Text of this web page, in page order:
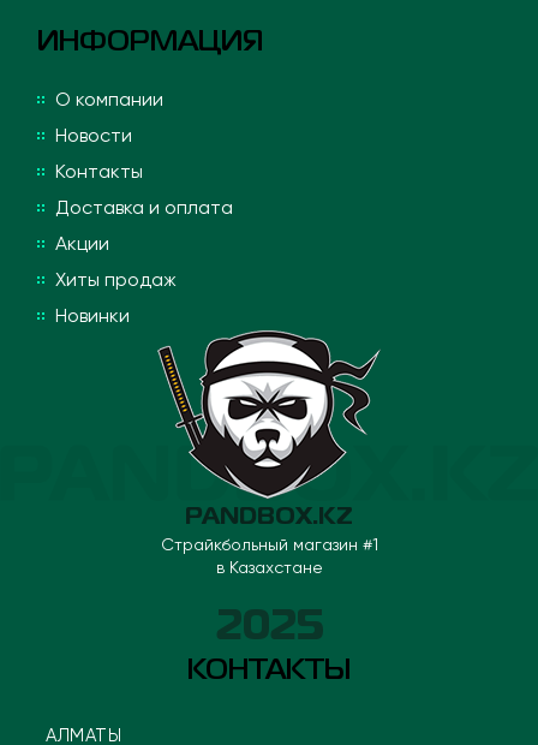
ИНФОРМАЦИЯ
О компании
Новости
Контакты
Доставка и оплата
Акции
Хиты продаж
Новинки
PANDBOX.KZ
Страйкбольный магазин #1
в Казахстане
2025
КОНТАКТЫ
АЛМАТЫ